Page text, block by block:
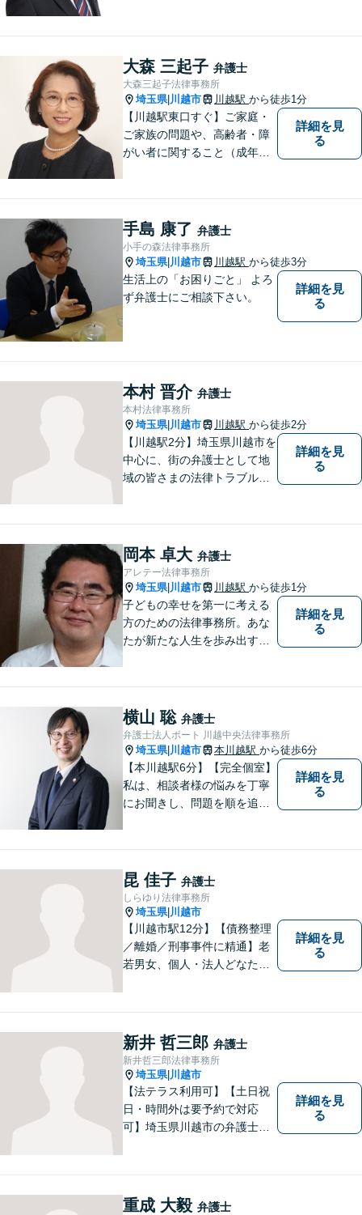
で、様々な問題に直面してき
ました。相談だけでもお気軽
にお問合せください。
大森 三起子 弁護士
大森三起子法律事務所
埼玉県| 川越市 川越駅 から徒歩1分
【川越駅東口すぐ】ご家庭・
ご家族の問題や、高齢者・障
がい者に関すること（成年後
い。
詳細を見
る
手島 康了 弁護士
小手の森法律事務所
埼玉県| 川越市 川越駅 から徒歩3分
生活上の「お困りごと」 よろ
ず弁護士にご相談下さい。
詳細を見
る
本村 晋介 弁護士
本村法律事務所
埼玉県| 川越市 川越駅 から徒歩2分
【川越駅2分】埼玉県川越市を
中心に、街の弁護士として地
域の皆さまの法律トラブル解
どうぞお気軽にご相談くださ
い。
詳細を見
る
岡本 卓大 弁護士
アレテー法律事務所
埼玉県| 川越市 川越駅 から徒歩1分
子どもの幸せを第一に考える
方のための法律事務所。あな
たが新たな人生を歩み出すた
詳細を見
る
横山 聡 弁護士
弁護士法人ポート 川越中央法律事務所
埼玉県| 川越市 本川越駅 から徒歩6分
【本川越駅6分】【完全個室】
私は、相談者様の悩みを丁寧
にお聞きし、問題を順を追っ
ん。問題を解決するための適
切なサポートを提供します。
お気軽にご相談ください。
詳細を見
る
昆 佳子 弁護士
しらゆり法律事務所
埼玉県| 川越市
【川越市駅12分】【債務整理
／離婚／刑事事件に精通】老
若男女、個人・法人どなたか
顔や笑顔、感謝のお言葉が私
の喜びです。お困りの際はお
早めにご相談ください！【完
全個室対応】
詳細を見
る
新井 哲三郎 弁護士
新井哲三郎法律事務所
埼玉県| 川越市
【法テラス利用可】【土日祝
日・時間外は要予約で対応
可】埼玉県川越市の弁護士で
軽にご相談ください。
詳細を見
る
重成 大毅 弁護士